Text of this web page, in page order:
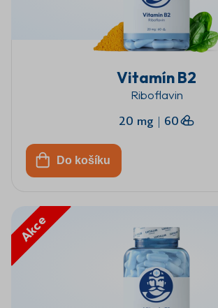
Vitamín B2
Riboflavin
20 mg | 60
Do košíku
Akce